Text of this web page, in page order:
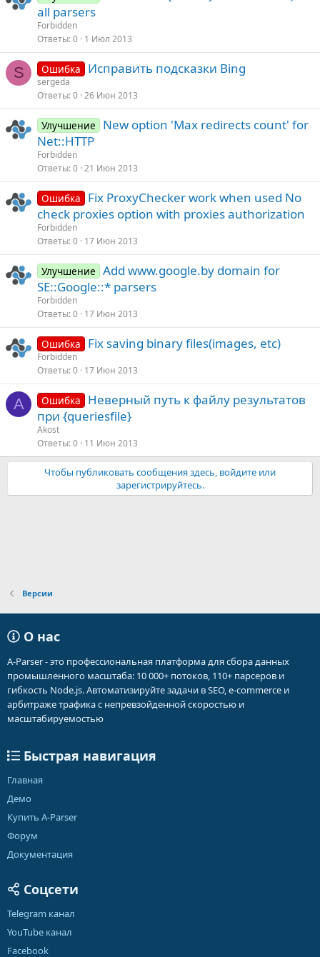
all parsers
Forbidden
Ответы 0 1 Июл 2013
S Ошибка Исправить подсказки Bing
sergeda
Ответы 0 26 Июн 2013
Улучшение
New option 'Max redirects count' for
Net::HTTP
Forbidden
Ответы 0 21 Июн 2013
Ошибка
Fix ProxyChecker work when used No
check proxies option with proxies authorization
Forbidden
Ответы 0 17 Июн 2013
Улучшение Add www.google.by domain for
SE::Google::* parsers
Forbidden
Ответы 0 17 Июн 2013
Ошибка Fix saving binary files(images, etc)
Forbidden
Ответы 0 17 Июн 2013
A Ошибка
Неверный путь к файлу результатов
при {queriesfile}
Akost
Ответы 0 11 Июн 2013
Чтобы публиковать сообщения здесь, войдите или
зарегистрируйтесь.
Версии
О нас
A-Parser - это профессиональная платформа для сбора данных
промышленного масштаба: 10 000+ потоков, 110+ парсеров и
гибкость Node.js. Автоматизируйте задачи в SEO, e-commerce и
арбитраже трафика с непревзойденной скоростью и
масштабируемостью
Быстрая навигация
Главная
Демо
Купить A-Parser
Форум
Документация
Соцсети
Telegram канал
YouTube канал
Facebook